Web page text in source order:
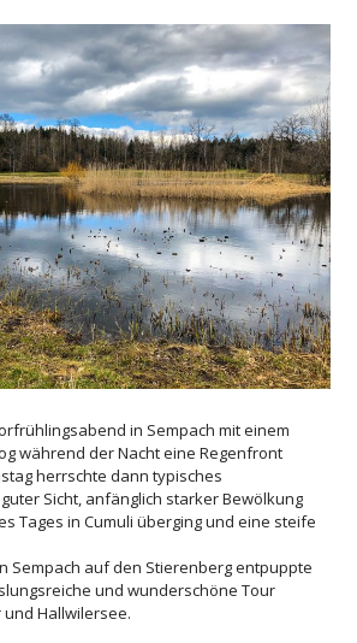
in Sempach mit einem
während der Nacht eine Regenfront
herrschte dann typisches
Sicht, anfänglich starker Bewölkung
Tages in Cumuli überging und eine steife
Sempach auf den Stierenberg entpuppte
und wunderschöne Tour
Hallwilersee.